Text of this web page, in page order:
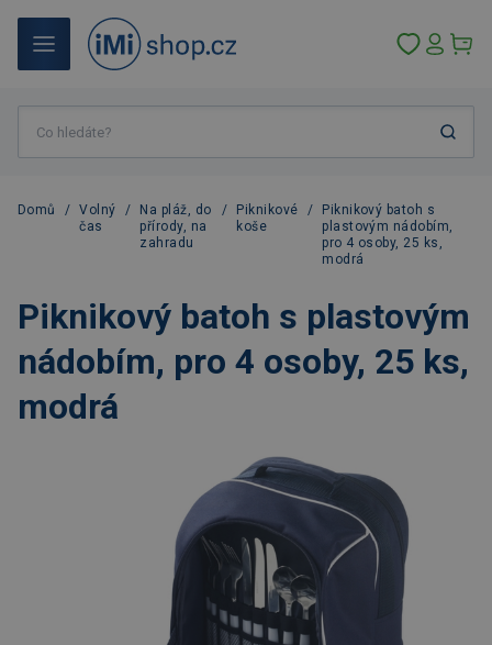
Domů /
Volný
čas
/
Na pláž, do
přírody, na
zahradu
/
Piknikové
koše
/
Piknikový batoh s
plastovým nádobím,
pro 4 osoby, 25 ks,
modrá
Piknikový batoh s plastovým
nádobím, pro 4 osoby, 25 ks,
modrá